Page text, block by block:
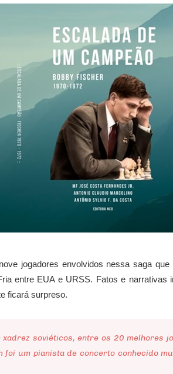
jogadores envolvidos nessa saga
entre EUA e URSS. Fatos e narrativas
ficará surpreso.
soviéticos, entre os 20 melhores
foi um pianista de concerto conhecido